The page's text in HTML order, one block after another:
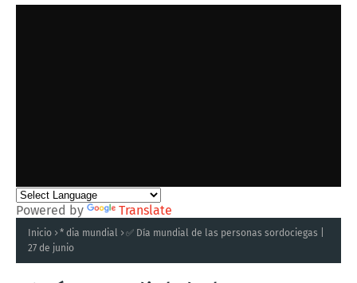
Powered by Translate
Inicio * dia mundial
✅ Día mundial de las personas sordociegas |
27 de junio